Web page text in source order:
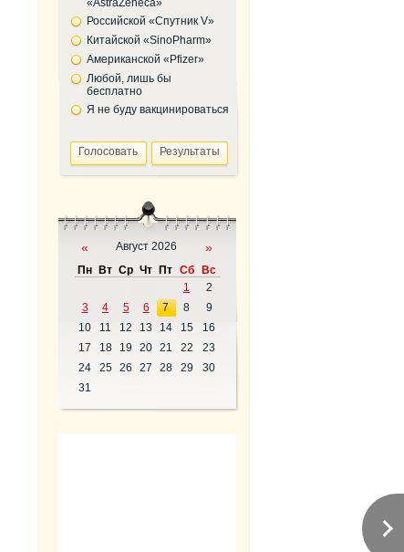
«AstraZeneca»
Российской «Спутник V»
Китайской «SinoPharm»
Американской «Pfizer»
Любой, лишь бы
бесплатно
Я не буду вакцинироваться
« Август 2026 »
Пн Вт Ср Чт Пт Сб
Вс
1
2
3
4 5 6 7 8
9
10
11 12 13 14 15
16
17
18 19 20 21 22
23
24
25 26 27 28 29
30
31